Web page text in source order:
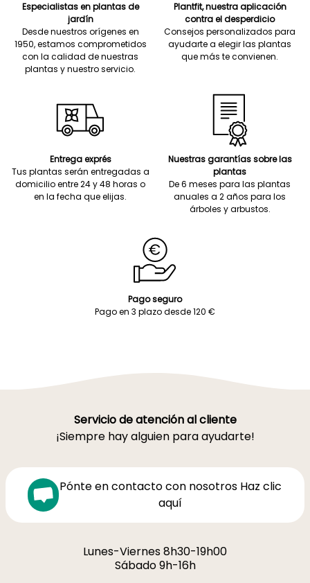
Especialistas en plantas de
jardín
Desde nuestros orígenes en
1950, estamos comprometidos
con la calidad de nuestras
plantas y nuestro servicio.
Plantfit, nuestra aplicación
contra el desperdicio
Consejos personalizados para
ayudarte a elegir las plantas
que más te convienen.
Entrega exprés
Tus plantas serán entregadas a
domicilio entre 24 y 48 horas o
en la fecha que elijas.
Nuestras garantías sobre las
plantas
De 6 meses para las plantas
anuales a 2 años para los
árboles y arbustos.
Pago seguro
Pago en 3 plazo desde 120 €
Servicio de atención al cliente
¡Siempre hay alguien para ayudarte!
Pónte en contacto con nosotros Haz clic
aquí
Lunes-Viernes 8h30-19h00
Sábado 9h-16h